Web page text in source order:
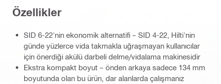
Özellikler
SID 6-22'nin ekonomik alternatifi – SID 4-22, Hilti'nin
günde yüzlerce vida takmakla uğraşmayan kullanıcılar
için önerdiği akülü darbeli delme/vidalama makinesidir
Ekstra kompakt boyut – önden arkaya sadece 134 mm
boyutunda olan bu ürün, dar alanlarda çalışmanız